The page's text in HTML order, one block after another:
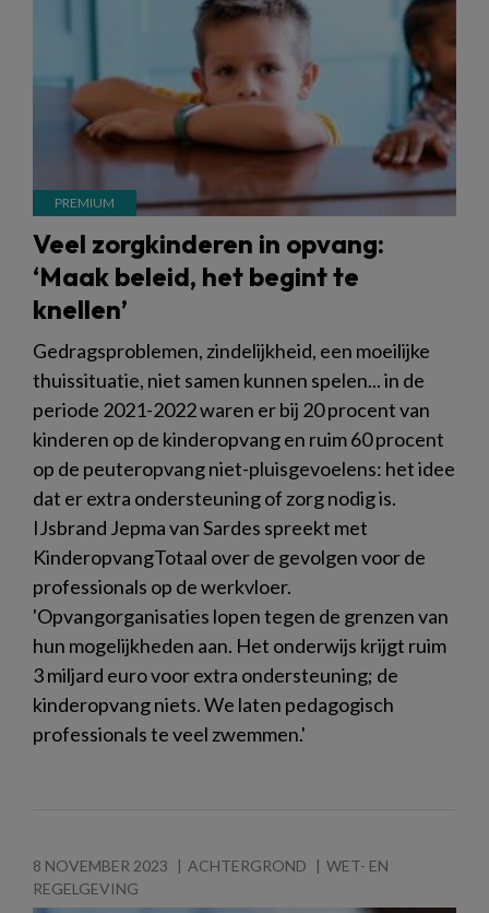
Veel zorgkinderen in opvang:
‘Maak beleid, het begint te
knellen’
Gedragsproblemen, zindelijkheid, een moeilijke
thuissituatie, niet samen kunnen spelen... in de
periode 2021-2022 waren er bij 20 procent van
kinderen op de kinderopvang en ruim 60 procent
op de peuteropvang niet-pluisgevoelens: het idee
dat er extra ondersteuning of zorg nodig is.
IJsbrand Jepma van Sardes spreekt met
KinderopvangTotaal over de gevolgen voor de
professionals op de werkvloer.
'Opvangorganisaties lopen tegen de grenzen van
hun mogelijkheden aan. Het onderwijs krijgt ruim
3 miljard euro voor extra ondersteuning; de
kinderopvang niets. We laten pedagogisch
professionals te veel zwemmen.'
8 NOVEMBER 2023 ACHTERGROND
WET- EN
REGELGEVING